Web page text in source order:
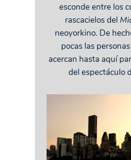
esconde entre los
rascacielos del
neoyorkino. De
pocas las
acercan hasta aquí
del espectáculo